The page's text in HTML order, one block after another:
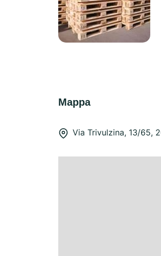
Mappa
Via Trivulzina, 13/65,